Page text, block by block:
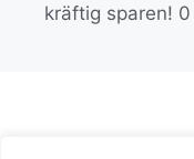
kräftig sparen! 0